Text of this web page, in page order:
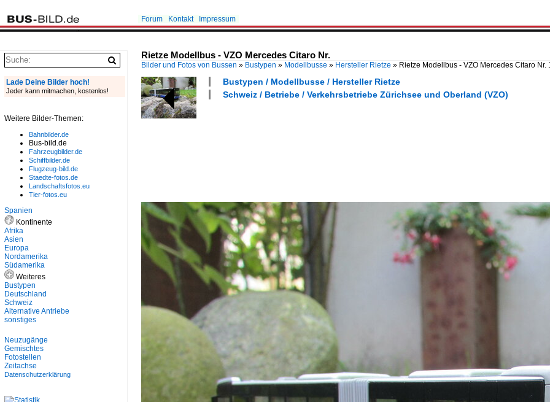
Forum Kontakt Impressum
Rietze Modellbus - VZO Mercedes Citaro Nr.
Bilder und Fotos von Bussen » Bustypen » Modellbusse » Hersteller Rietze » Rietze Modellbus - VZO Mercedes Citaro Nr.
Bustypen / Modellbusse / Hersteller Rietze
Schweiz / Betriebe / Verkehrsbetriebe Zürichsee und Oberland (VZO)
Lade Deine Bilder hoch!
Jeder kann mitmachen, kostenlos!
Weitere Bilder-Themen:
Bahnbilder.de
Bus-bild.de
Fahrzeugbilder.de
Schiffbilder.de
Flugzeug-bild.de
Staedte-fotos.de
Landschaftsfotos.eu
Tier-fotos.eu
Spanien
Kontinente
Afrika
Asien
Europa
Nordamerika
Südamerika
Weiteres
Bustypen
Deutschland
Schweiz
Alternative Antriebe
sonstiges
Neuzugänge
Gemischtes
Fotostellen
Zeitachse
Datenschutzerklärung